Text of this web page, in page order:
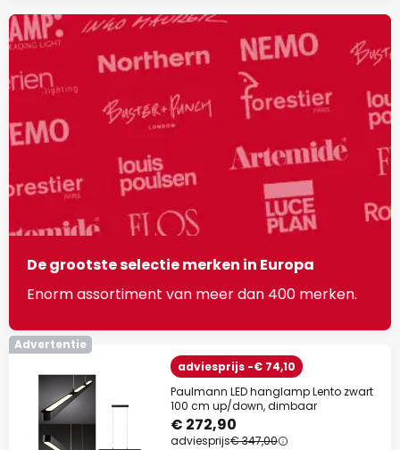
De grootste selectie merken in Europa
Enorm assortiment van meer dan 400 merken.
Advertentie
adviesprijs -€ 74,10
Paulmann LED hanglamp Lento zwart
100 cm up/down, dimbaar
€ 272,90
adviesprijs€ 347,00